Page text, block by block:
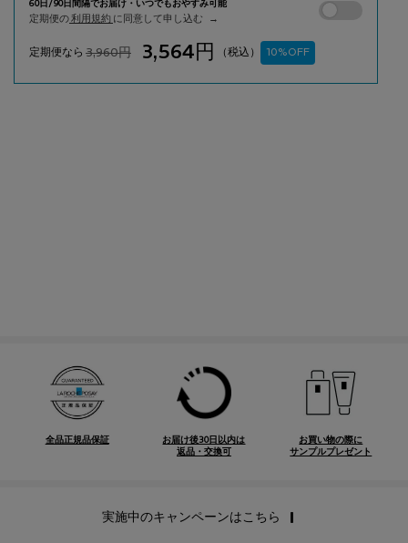
定期便の利用規約 に同意して申し込む
UVイデア XL プロ
旧価格
3,960円
新価格 3,564円 （税込）
全品正規品保証
お届け後30日以内は
返品・交換可
お買い物の際に
サンプルプレゼント
実施中のキャンペーンはこちら